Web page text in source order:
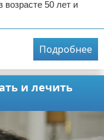
возрасте 50 лет и
Подробнее
и лечить